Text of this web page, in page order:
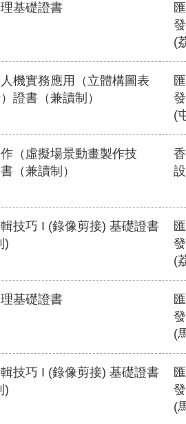
基礎證書
(
機實務應用（立體構圖表
證書（兼讀制）
(
（虛擬場景動畫製作技
（兼讀制）
技巧 I (錄像剪接) 基礎證書
)
(
基礎證書
(
技巧 I (錄像剪接) 基礎證書
)
(